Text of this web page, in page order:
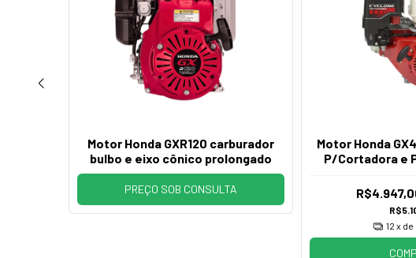
Motor Honda GXR120 carburador
bulbo e eixo cônico prolongado
PREÇO SOB CONSULTA
Motor Honda
P/Cortadora e
12 x de